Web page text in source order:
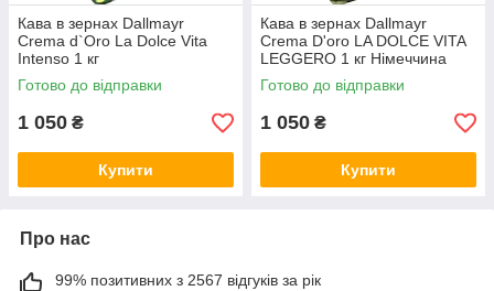
Кава в зернах Dallmayr
Crema d`Oro La Dolce Vita
Intenso 1 кг
Готово до відправки
1 050 ₴
Купити
Кава в зернах Dallmayr
Crema D'oro LA DOLCE VITA
LEGGERO 1 кг Німеччина
Готово до відправки
1 050 ₴
Купити
Про нас
99% позитивних з 2567 відгуків за рік